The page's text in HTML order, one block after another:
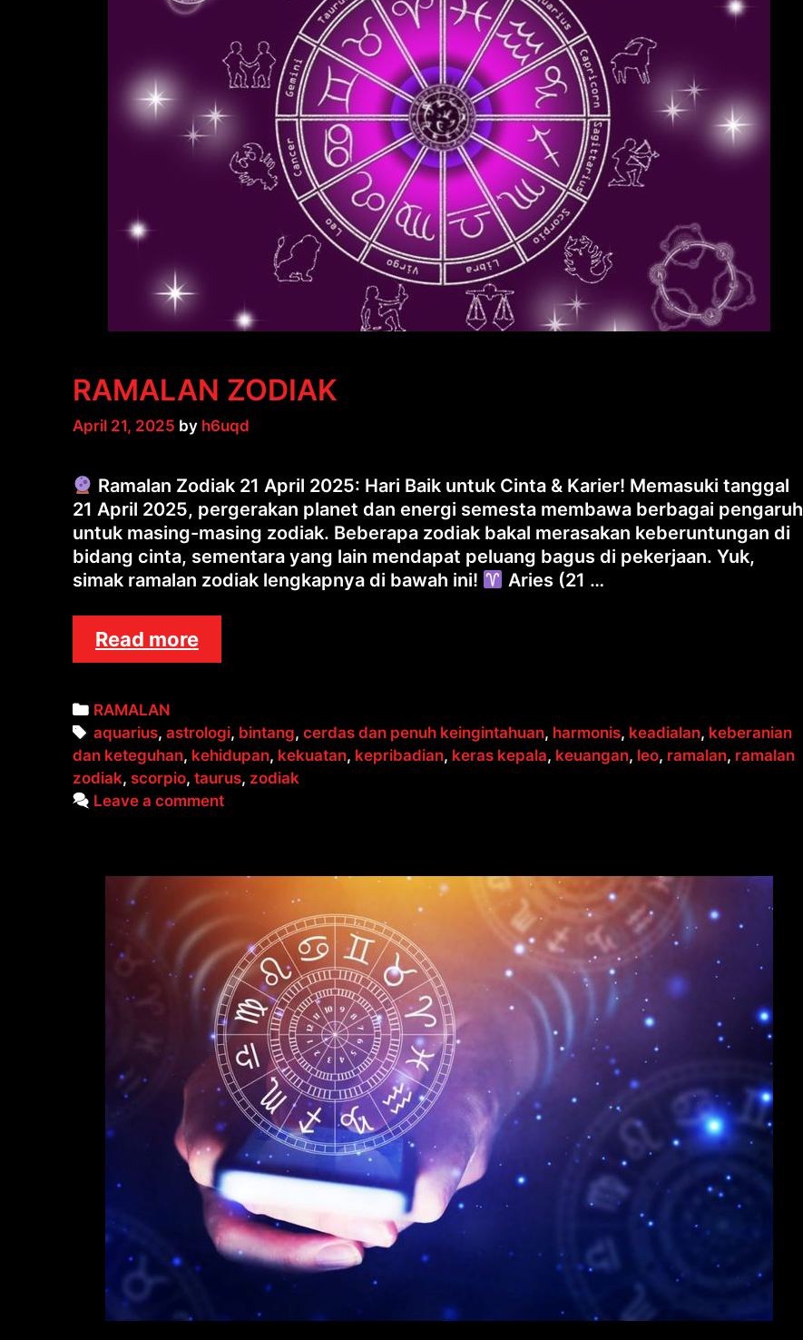
RAMALAN ZODIAK
April 21, 2025 by h6uqd
Ramalan Zodiak 21 April 2025: Hari Baik untuk Cinta & Karier! Memasuki tanggal
21 April 2025, pergerakan planet dan energi semesta membawa berbagai pengaruh
untuk masing-masing zodiak. Beberapa zodiak bakal merasakan keberuntungan di
bidang cinta, sementara yang lain mendapat peluang bagus di pekerjaan. Yuk,
simak ramalan zodiak lengkapnya di bawah ini!
Aries (21 …
Read moreRAMALAN
ZODIAK
Categories
RAMALAN
Tags
aquarius,astrologi, bintang,cerdas dan penuh keingintahuan, harmonis, keadialan, keberanian
dan keteguhan, kehidupan, kekuatan, kepribadian, keras kepala, keuangan, leo, ramalan, ramalan
zodiak, scorpio, taurus, zodiak
Leave a comment